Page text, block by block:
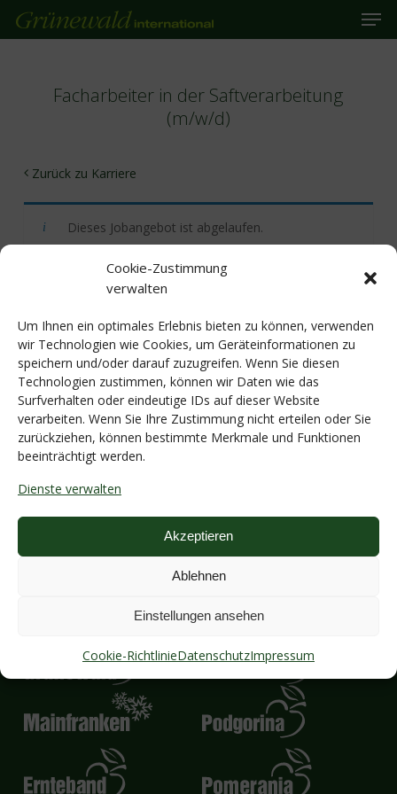
Cookie-Zustimmung
verwalten
Um Ihnen ein optimales Erlebnis bieten zu können, verwenden
wir Technologien wie Cookies, um Geräteinformationen zu
speichern und/oder darauf zuzugreifen. Wenn Sie diesen
Technologien zustimmen, können wir Daten wie das
Surfverhalten oder eindeutige IDs auf dieser Website
verarbeiten. Wenn Sie Ihre Zustimmung nicht erteilen oder Sie
zurückziehen, können bestimmte Merkmale und Funktionen
beeinträchtigt werden.
Dienste verwalten
Akzeptieren
Ablehnen
Einstellungen ansehen
Cookie-RichtlinieDatenschutzImpressum
Facharbeiter in der Saftverarbeitung
(m/w/d)
Zurück zu Karriere
Dieses Jobangebot ist abgelaufen.
Weitere Informationen
Impressum
Datenschutz
AGB
Compliance